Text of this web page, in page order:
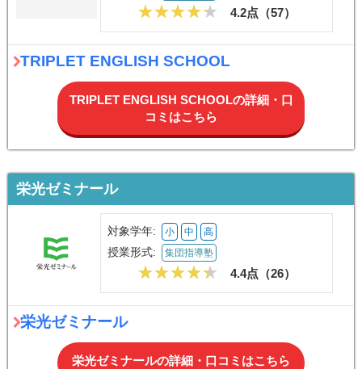
4.2点（57）
TRIPLET ENGLISH SCHOOL
TRIPLET ENGLISH SCHOOLの詳細・口
コミはこちら
栄光ゼミナール
対象学年: 小 中 高
授業形式: 集団指導塾
4.4点（26）
栄光ゼミナール
栄光ゼミナールの詳細・口コミはこちら